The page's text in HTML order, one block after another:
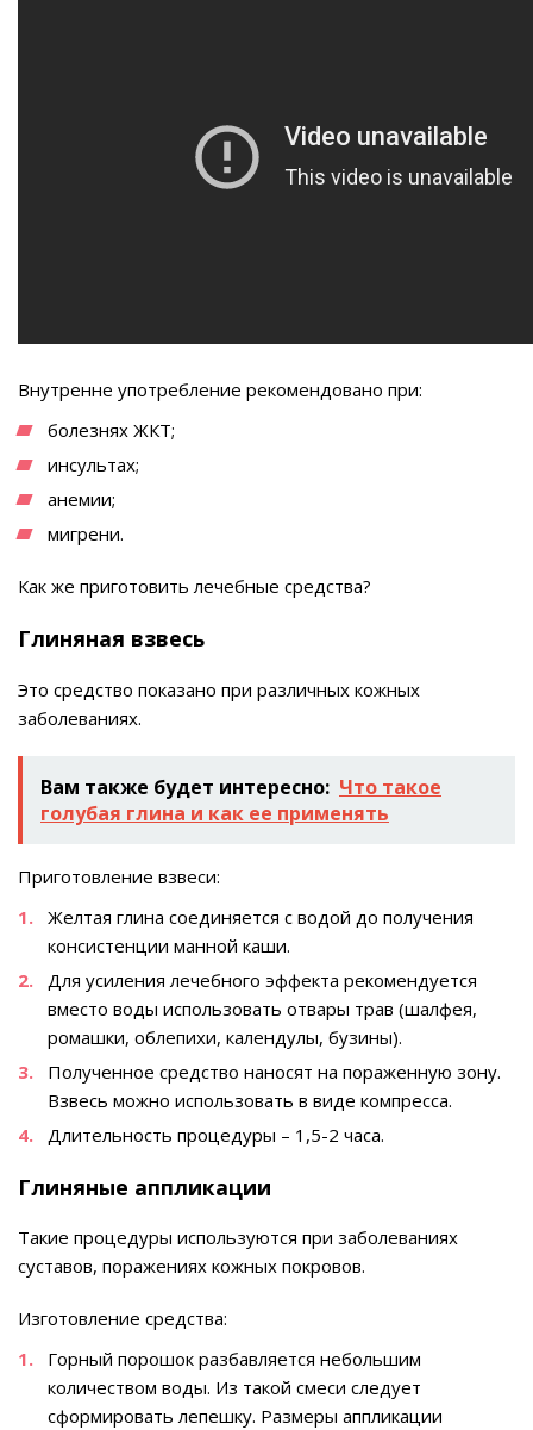
Внутренне употребление рекомендовано при:
болезнях ЖКТ;
инсультах;
анемии;
мигрени.
Как же приготовить лечебные средства?
Глиняная взвесь
Это средство показано при различных кожных
заболеваниях.
Вам также будет интересно: Что такое
голубая глина и как ее применять
Приготовление взвеси:
Желтая глина соединяется с водой до получения
консистенции манной каши.
Для усиления лечебного эффекта рекомендуется
вместо воды использовать отвары трав (шалфея,
ромашки, облепихи, календулы, бузины).
Полученное средство наносят на пораженную зону.
Взвесь можно использовать в виде компресса.
Длительность процедуры – 1,5-2 часа.
Глиняные аппликации
Такие процедуры используются при заболеваниях
суставов, поражениях кожных покровов.
Изготовление средства:
Горный порошок разбавляется небольшим
количеством воды. Из такой смеси следует
сформировать лепешку. Размеры аппликации